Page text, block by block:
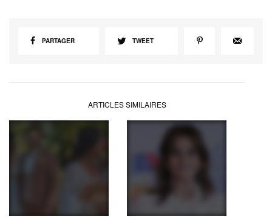
PARTAGER TWEET
ARTICLES SIMILAIRES